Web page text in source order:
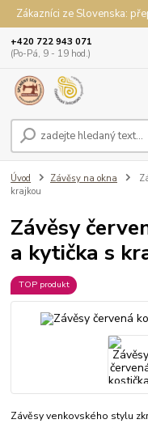
Zákazníci ze Slovenska:
+420 722 943 071
(Po-Pá, 9 - 19 hod.)
Úvod Závěsy na okna
krajkou
Závěsy
a kytička s
TOP produkt
Závěsy venkovského stylu